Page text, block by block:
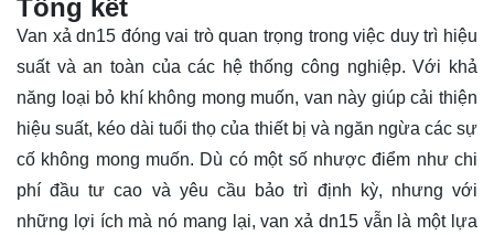
Tổng kết
Van xả dn15 đóng vai trò quan trọng trong việc duy trì hiệu
suất và an toàn của các hệ thống công nghiệp. Với khả
năng loại bỏ khí không mong muốn, van này giúp cải thiện
hiệu suất, kéo dài tuổi thọ của thiết bị và ngăn ngừa các sự
cố không mong muốn. Dù có một số nhược điểm như chi
phí đầu tư cao và yêu cầu bảo trì định kỳ, nhưng với
những lợi ích mà nó mang lại, van xả dn15 vẫn là một lựa